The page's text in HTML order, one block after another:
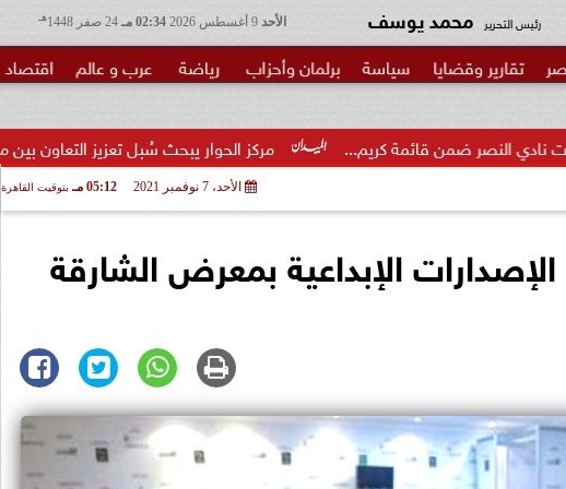
الأحد 02:34 مـ هـ رئيس التحرير محمد يوسف
تقارير وقضايا سياسة برلمان وأحزاب رياضة عرب و عالم اقتصاد
مركز الحوار يبحث سُبل تعزيز التعاون بين مصر ومدغشقر قائمة كريم...
الأحد، 7 نوفمبر 2021 05:12 مـ بتوقيت القاهرة
الإصدارات الإبداعية بمعرض الشارقة